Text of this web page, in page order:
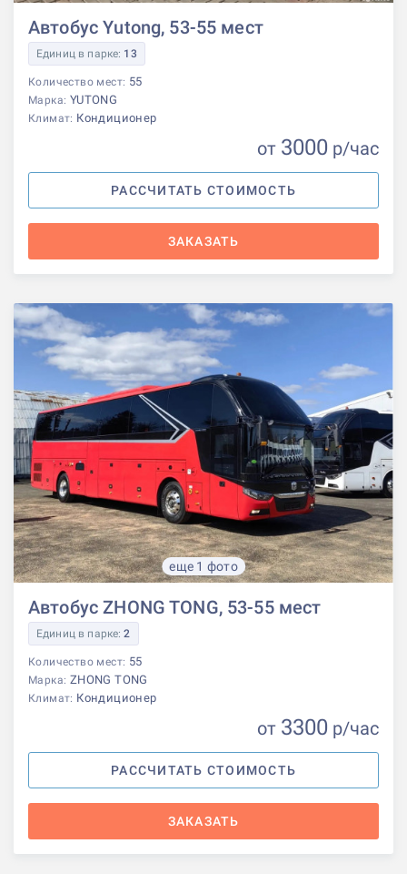
Автобус Yutong, 53-55 мест
Единиц в парке: 13
Количество мест: 55
Марка: YUTONG
Климат: Кондиционер
от 3000 р/час
РАССЧИТАТЬ СТОИМОСТЬ
ЗАКАЗАТЬ
еще 1 фото
Автобус ZHONG TONG, 53-55 мест
Единиц в парке:2
Количество мест: 55
Марка: ZHONG TONG
Климат: Кондиционер
от 3300 р/час
РАССЧИТАТЬ СТОИМОСТЬ
ЗАКАЗАТЬ